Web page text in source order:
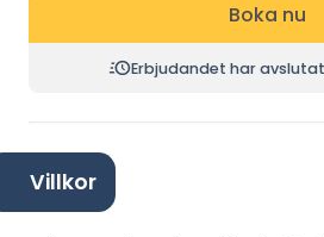
Boka nu
Erbjudandet har
Villkor